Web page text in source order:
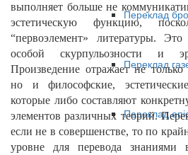
Переклад
Переклад
Переклад
выполняет больше не
эстетическую функцию,
“первоэлемент» литературы. Это
особой скурпульозности и
Произведение отражает не
но и философские,
которые либо составляют
элементов различных теорий.
если не в совершенстве, то по
уровне для перевода знаниями